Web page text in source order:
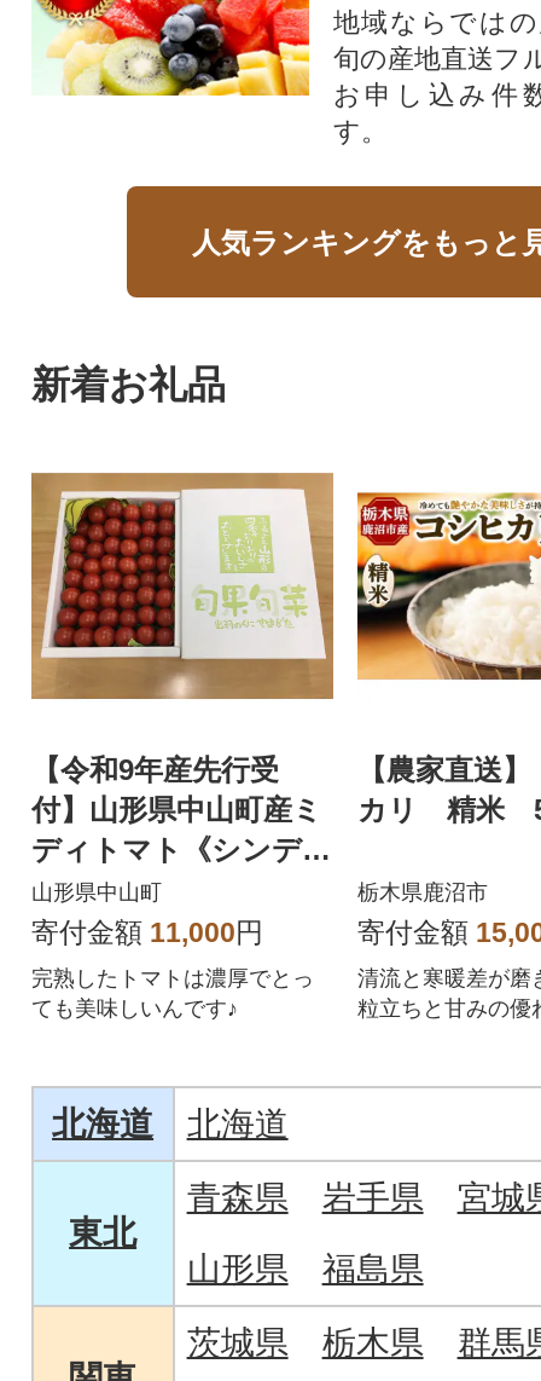
地域ならでは
旬の産地直送フ
お申し込み件
す。
人気ランキングをもっと
新着お礼品
【令和9年産先行受
付】山形県中山町産ミ
ディトマト《シンディ
スイートまたはフルテ
ィカ》 約2kg
山形県中山町
寄付金額 11,000円
完熟したトマトは濃厚でとっ
ても美味しいんです♪
【農家直送
カリ 精米
栃木県鹿沼市
寄付金額
清流と寒暖差が磨
粒立ちと甘みの優
北海道 北海道
東北
青森県 岩手県
宮城
山形県
福島県
茨城県 栃木県 群馬